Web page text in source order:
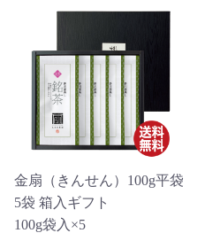
金扇（きんせん）100g平袋
5袋 箱入ギフト
100g袋入×5